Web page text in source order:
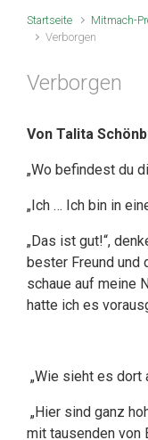
Startseite Mitmach-
Verborgen
Verborgen
Von Talita
„Wo befindest du
„Ich … Ich bin in
„Das ist gut!“,
bester Freund und
schaue auf meine
hatte ich es
„Wie sieht es dort
„Hier sind ganz
mit tausenden von